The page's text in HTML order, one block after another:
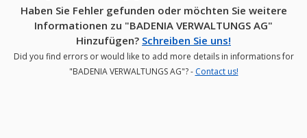
Haben Sie Fehler gefunden oder möchten Sie weitere
Informationen zu "BADENIA VERWALTUNGS AG"
Hinzufügen? Schreiben Sie uns!
Did you find errors or would like to add more details in informations for
"BADENIA VERWALTUNGS AG"? - Contact us!